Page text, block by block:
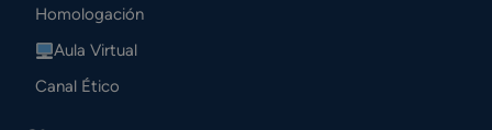
Homologación
Aula Virtual
Canal Ético